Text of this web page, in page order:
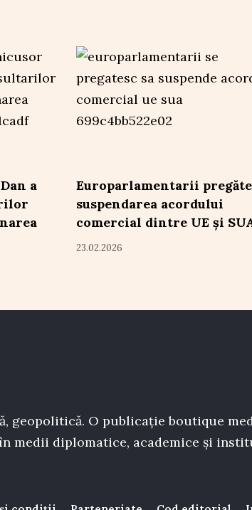
a
Europarlamentarii
suspendarea acordului
comercial dintre UE și
23.02.2026
geopolitică. O publicație boutique
medii diplomatice, academice și